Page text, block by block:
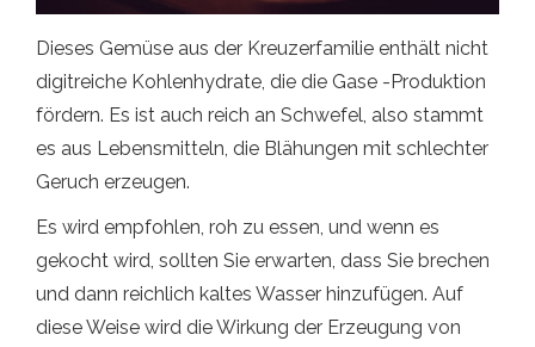
Dieses Gemüse aus der Kreuzerfamilie enthält nicht
digitreiche Kohlenhydrate, die die Gase -Produktion
fördern. Es ist auch reich an Schwefel, also stammt
es aus Lebensmitteln, die Blähungen mit schlechter
Geruch erzeugen.
Es wird empfohlen, roh zu essen, und wenn es
gekocht wird, sollten Sie erwarten, dass Sie brechen
und dann reichlich kaltes Wasser hinzufügen. Auf
diese Weise wird die Wirkung der Erzeugung von